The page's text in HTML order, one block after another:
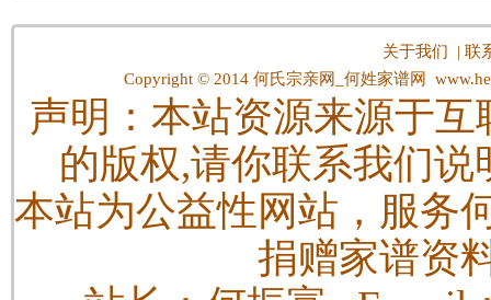
关于我们 |联
Copyright © 2014 何氏宗亲网_何姓家谱网
声明：本站资源来源于
的版权,请你联系我们
本站为公益性网站，服务
捐赠家谱资